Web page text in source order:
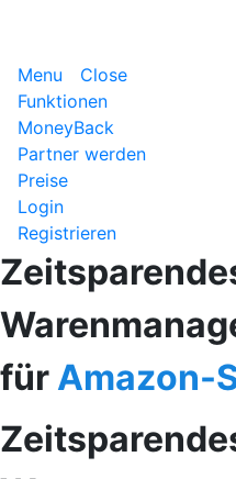
Menu
Close
Funktionen
MoneyBack
Partner werden
Preise
Login
Registrieren
für Amazon-